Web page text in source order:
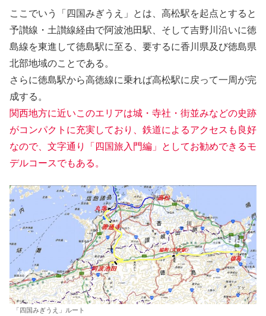
ここでいう「四国みぎうえ」とは、高松駅を起点とすると
予讃線・土讃線経由で阿波池田駅、そして吉野川沿いに徳
島線を東進して徳島駅に至る、要するに香川県及び徳島県
北部地域のことである。
さらに徳島駅から高徳線に乗れば高松駅に戻って一周が完
成する。
関西地方に近いこのエリアは城・寺社・街並みなどの史跡
がコンパクトに充実しており、鉄道によるアクセスも良好
なので、文字通り「四国旅入門編」としてお勧めできるモ
デルコースでもある。
「四国みぎうえ」ルート